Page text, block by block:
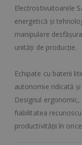
Electrostivuitoarele
energetică și
manipulare
unități de producție.
Echipate cu baterii
autonomie ridicată
Designul
fiabilitatea
productivității în